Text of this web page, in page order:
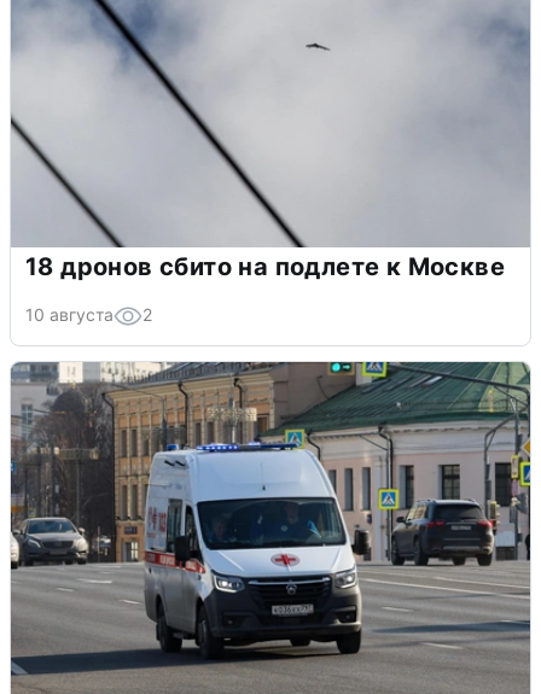
18 дронов сбито на подлете к Москве
10 августа 2